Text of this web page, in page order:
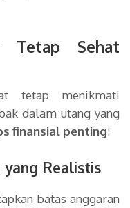
Tetap Sehat
tetap menikmati
dalam utang yang
finansial penting:
yang Realistis
batas anggaran